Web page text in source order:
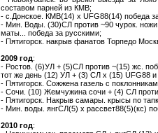
составом парней из КМВ;
- с.Донское. КМВ(14) х UFG88(14) победа
- Мин. Воды. (30)СЛ против ~90 чурок.
маты... победа за русскими;
- Пятигорск. накрыв фанатов Торпедо
2009 год:
- Ростов. (6)УЛ + (5)СЛ против ~(15) жс.
тот же день (12) УЛ + (3) СЛ х (15) UFG88 и
- Пятигорск. Сожжена газель с
- Сочи. (10) Жемчужина сочи + (4) СЛ
- Пятигорск. Накрыв самары. крысы по
- Мин. воды. янгСЛ(5) х рассвет88(5)(кс)
2010 год: